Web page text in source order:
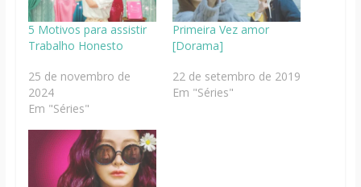
5 Motivos para assistir
Trabalho Honesto
25 de novembro de
2024
Em "Séries"
Primeira Vez amor
[Dorama]
22 de setembro de 2019
Em "Séries"